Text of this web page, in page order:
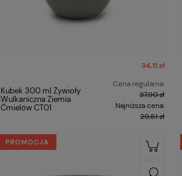
Kubek 300 ml Żywioły
Wulkaniczna Ziemia
Ćmielów CT01
34,11 zł
Cena regularna:
37,90 zł
Najniższa cena:
29,61 zł
PROMOCJA